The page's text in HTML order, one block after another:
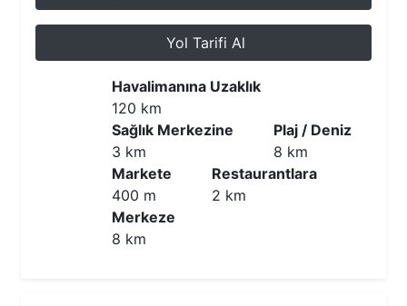
Yol Tarifi Al
Havalimanına Uzaklık
120 km
Sağlık Merkezine
3 km
Plaj / Deniz
8 km
Markete
400 m
Restaurantlara
2 km
Merkeze
8 km